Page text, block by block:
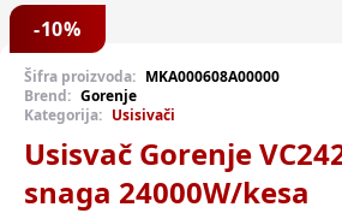
-10%
Šifra proizvoda: MKA000608A00000
Brend: Gorenje
Kategorija: Usisivači
Usisvač Gorenje
snaga 24000W/kesa